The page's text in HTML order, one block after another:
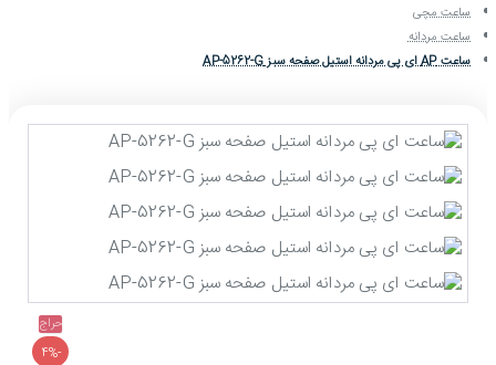
ساعت مچی
ساعت مردانه
ساعت AP ای پی مردانه استیل صفحه سبز AP-5262-G
حراج
-4%